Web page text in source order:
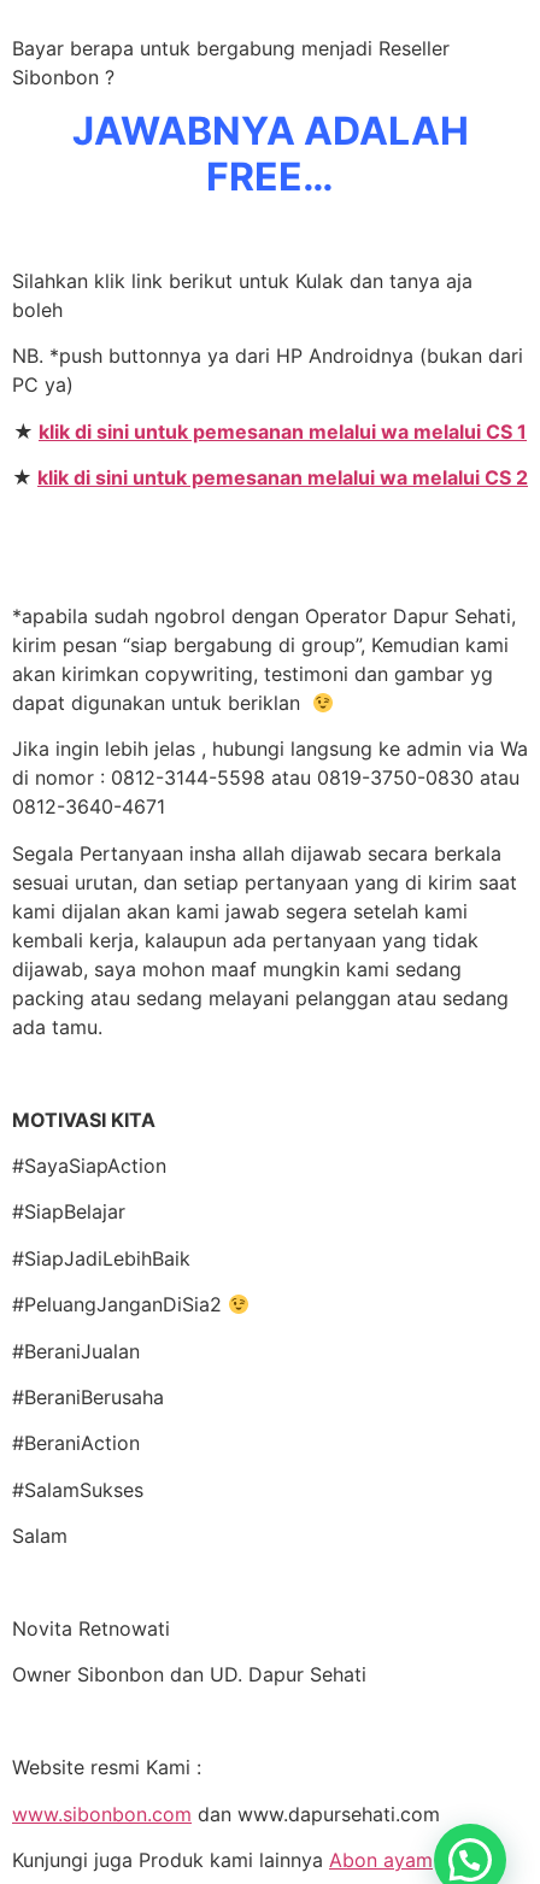
Bayar berapa untuk bergabung menjadi Reseller
Sibonbon ?
JAWABNYA ADALAH
FREE…
Silahkan klik link berikut untuk Kulak dan tanya aja
boleh
NB. *push buttonnya ya dari HP Androidnya (bukan dari
PC ya)
★ klik di sini untuk pemesanan melalui wa melalui CS 1
★ klik di sini untuk pemesanan melalui wa melalui CS 2
*apabila sudah ngobrol dengan Operator Dapur Sehati,
kirim pesan “siap bergabung di group”, Kemudian kami
akan kirimkan copywriting, testimoni dan gambar yg
dapat digunakan untuk beriklan
Jika ingin lebih jelas , hubungi langsung ke admin via Wa
di nomor : 0812-3144-5598 atau 0819-3750-0830 atau
0812-3640-4671
Segala Pertanyaan insha allah dijawab secara berkala
sesuai urutan, dan setiap pertanyaan yang di kirim saat
kami dijalan akan kami jawab segera setelah kami
kembali kerja, kalaupun ada pertanyaan yang tidak
dijawab, saya mohon maaf mungkin kami sedang
packing atau sedang melayani pelanggan atau sedang
ada tamu.
MOTIVASI KITA
#SayaSiapAction
#SiapBelajar
#SiapJadiLebihBaik
#PeluangJanganDiSia2
#BeraniJualan
#BeraniBerusaha
#BeraniAction
#SalamSukses
Salam
Novita Retnowati
Owner Sibonbon dan UD. Dapur Sehati
Website resmi Kami :
www.sibonbon.com dan www.dapursehati.com
Kunjungi juga Produk kami lainnya Abon ayam